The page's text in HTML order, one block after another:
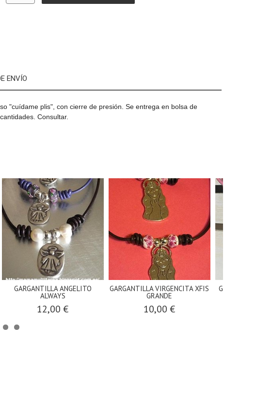
ENVÍO
"cuídame plis", con cierre de presión. Se entrega en bolsa de
Consultar.
GARGANTILLA ANGELITO
ALWAYS
12,00 €
GARGANTILLA VIRGENCITA XFIS
GRANDE
10,00 €
Gargantilla